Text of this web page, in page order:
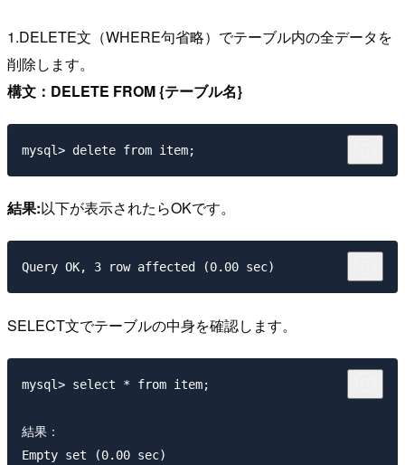
1.DELETE文（WHERE句省略）でテーブル内の全データを
削除します。
構文：DELETE FROM {テーブル名}
結果:以下が表示されたらOKです。
SELECT文でテーブルの中身を確認します。
mysql> select * from item;
結果：